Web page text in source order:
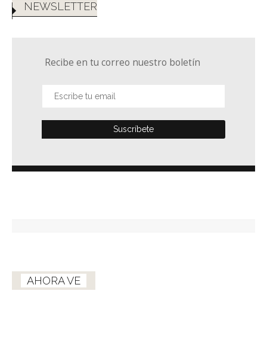
NEWSLETTER
Recibe en tu correo nuestro boletín
AHORA VE